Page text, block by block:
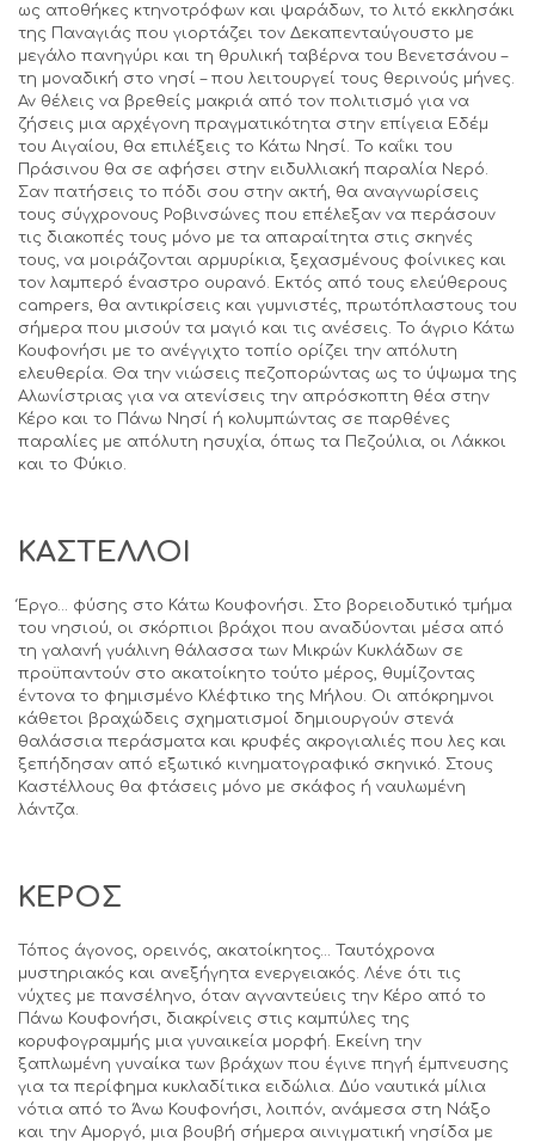
ως αποθήκες κτηνοτρόφων και ψαράδων, το λιτό εκκλησάκι
της Παναγιάς που γιορτάζει τον Δεκαπενταύγουστο με
μεγάλο πανηγύρι και τη θρυλική ταβέρνα του Βενετσάνου –
τη μοναδική στο νησί – που λειτουργεί τους θερινούς μήνες.
Αν θέλεις να βρεθείς μακριά από τον πολιτισμό για να
ζήσεις μια αρχέγονη πραγματικότητα στην επίγεια Εδέμ
του Αιγαίου, θα επιλέξεις το Κάτω Νησί. Το καΐκι του
Πράσινου θα σε αφήσει στην ειδυλλιακή παραλία Νερό.
Σαν πατήσεις το πόδι σου στην ακτή, θα αναγνωρίσεις
τους σύγχρονους Ροβινσώνες που επέλεξαν να περάσουν
τις διακοπές τους μόνο με τα απαραίτητα στις σκηνές
τους, να μοιράζονται αρμυρίκια, ξεχασμένους φοίνικες και
τον λαμπερό έναστρο ουρανό. Εκτός από τους ελεύθερους
campers, θα αντικρίσεις και γυμνιστές, πρωτόπλαστους του
σήμερα που μισούν τα μαγιό και τις ανέσεις. Το άγριο Κάτω
Κουφονήσι με το ανέγγιχτο τοπίο ορίζει την απόλυτη
ελευθερία. Θα την νιώσεις πεζοπορώντας ως το ύψωμα της
Αλωνίστριας για να ατενίσεις την απρόσκοπτη θέα στην
Κέρο και το Πάνω Νησί ή κολυμπώντας σε παρθένες
παραλίες με απόλυτη ησυχία, όπως τα Πεζούλια, οι Λάκκοι
και το Φύκιο.
ΚΑΣΤΕΛΛΟΙ
Έργο… φύσης στο Κάτω Κουφονήσι. Στο βορειοδυτικό τμήμα
του νησιού, οι σκόρπιοι βράχοι που αναδύονται μέσα από
τη γαλανή γυάλινη θάλασσα των Μικρών Κυκλάδων σε
προϋπαντούν στο ακατοίκητο τούτο μέρος, θυμίζοντας
έντονα το φημισμένο Κλέφτικο της Μήλου. Οι απόκρημνοι
κάθετοι βραχώδεις σχηματισμοί δημιουργούν στενά
θαλάσσια περάσματα και κρυφές ακρογιαλιές που λες και
ξεπήδησαν από εξωτικό κινηματογραφικό σκηνικό. Στους
Καστέλλους θα φτάσεις μόνο με σκάφος ή ναυλωμένη
λάντζα.
ΚΕΡΟΣ
Τόπος άγονος, ορεινός, ακατοίκητος… Ταυτόχρονα
μυστηριακός και ανεξήγητα ενεργειακός. Λένε ότι τις
νύχτες με πανσέληνο, όταν αγναντεύεις την Κέρο από το
Πάνω Κουφονήσι, διακρίνεις στις καμπύλες της
κορυφογραμμής μια γυναικεία μορφή. Εκείνη την
ξαπλωμένη γυναίκα των βράχων που έγινε πηγή έμπνευσης
για τα περίφημα κυκλαδίτικα ειδώλια. Δύο ναυτικά μίλια
νότια από το Άνω Κουφονήσι, λοιπόν, ανάμεσα στη Νάξο
και την Αμοργό, μια βουβή σήμερα αινιγματική νησίδα με